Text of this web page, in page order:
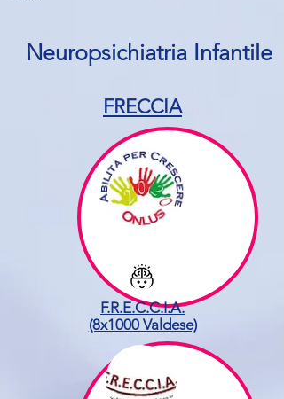
Neuropsichiatria Infantile
FRECCIA
F.R.E.C.C.I.A.
(8x1000 Valdese)